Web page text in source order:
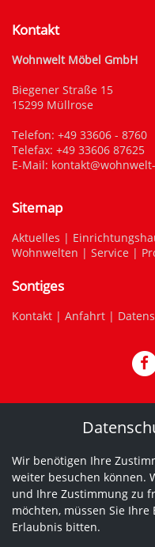
Kontakt
Wohnwelt Möbel GmbH
Biegener Straße 15
15299 Müllrose
Telefon: +49 33606 - 8760
Telefax: +49 33606 87625
E-Mail:
Sitemap
Aktuelles |
Wohnwelten | Service |
Sontiges
Kontakt | Anfahrt |
Wir benötigen Ihre
weiter besuchen können.
und Ihre Zustimmung zu
möchten, müssen Sie
Erlaubnis bitten.